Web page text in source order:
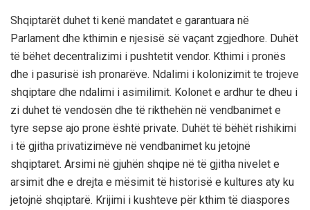
Shqiptarët duhet ti kenë mandatet e garantuara në
Parlament dhe kthimin e njesisë së vaçant zgjedhore. Duhët
të bëhet decentralizimi i pushtetit vendor. Kthimi i pronës
dhe i pasurisë ish pronarëve. Ndalimi i kolonizimit te trojeve
shqiptare dhe ndalimi i asimilimit. Kolonet e ardhur te dheu i
zi duhet të vendosën dhe të rikthehën në vendbanimet e
tyre sepse ajo prone është private. Duhët të bëhët rishikimi
i të gjitha privatizimëve në vendbanimet ku jetojnë
shqiptaret. Arsimi në gjuhën shqipe në të gjitha nivelet e
arsimit dhe e drejta e mësimit të historisë e kultures aty ku
jetojnë shqiptarë. Krijimi i kushteve për kthim të diaspores